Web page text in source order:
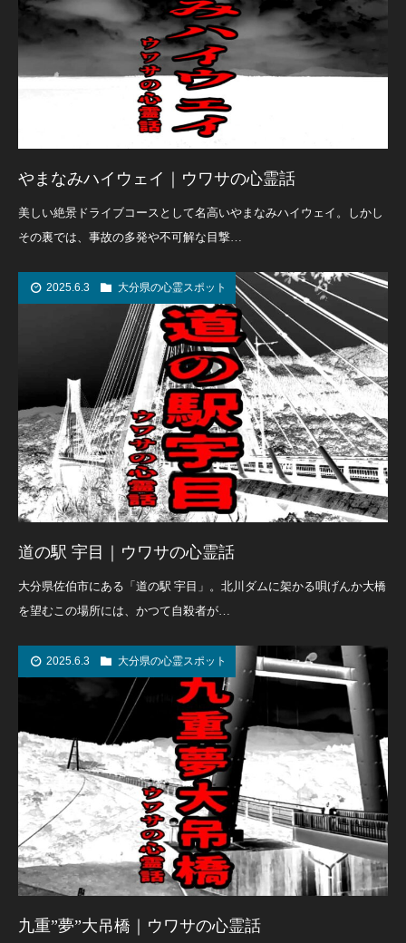
やまなみハイウェイ｜ウワサの心霊話
美しい絶景ドライブコースとして名高いやまなみハイウェイ。しかし
その裏では、事故の多発や不可解な目撃…
2025.6.3 大分県の心霊スポット
道の駅 宇目｜ウワサの心霊話
大分県佐伯市にある「道の駅 宇目」。北川ダムに架かる唄げんか大橋
を望むこの場所には、かつて自殺者が…
2025.6.3 大分県の心霊スポット
九重”夢”大吊橋｜ウワサの心霊話